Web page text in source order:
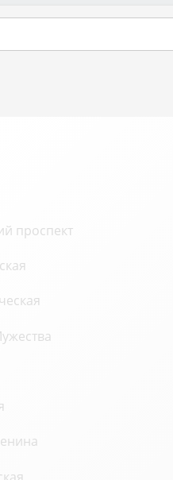
проспект